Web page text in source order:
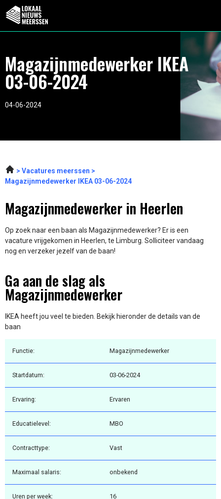
Magazijnmedewerker IKEA
03-06-2024
04-06-2024
Vacatures meerssen
Magazijnmedewerker IKEA 03-06-2024
Magazijnmedewerker in Heerlen
Op zoek naar een baan als Magazijnmedewerker? Er is een
vacature vrijgekomen in Heerlen, te Limburg. Solliciteer vandaag
nog en verzeker jezelf van de baan!
Ga aan de slag als
Magazijnmedewerker
IKEA heeft jou veel te bieden. Bekijk hieronder de details van de
baan
Functie: Magazijnmedewerker
Startdatum: 03-06-2024
Ervaring: Ervaren
Educatielevel: MBO
Contracttype: Vast
Maximaal salaris: onbekend
Uren per week: 16